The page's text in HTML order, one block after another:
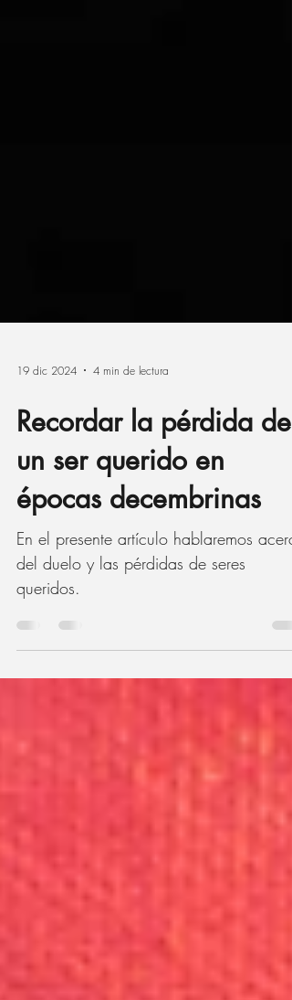
19 dic 2024 4 min de lectura
Recordar la pérdida de
un ser querido en
épocas decembrinas
En el presente artículo hablaremos